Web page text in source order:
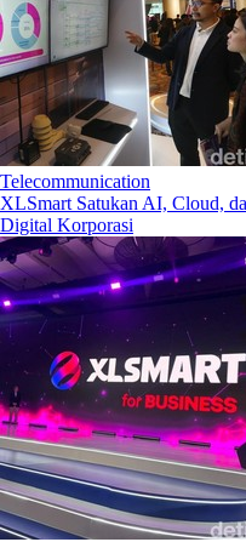
Telecommunication
XLSmart Satukan AI, Cloud,
Digital Korporasi